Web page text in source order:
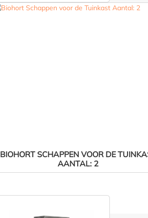
BIOHORT SCHAPPEN VOOR DE
AANTAL: 2